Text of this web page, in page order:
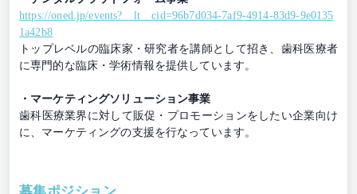
https://oned.jp/events?__lt__cid=96b7d034-7af9-4914-83d9-9e0135
1a42b8
トップレベルの臨床家・研究者を講師として招き、歯科医療者
に専門的な臨床・学術情報を提供しています。
・マーケティングソリューション事業
歯科医療業界に対して販促・プロモーションをしたい企業向け
に、マーケティングの支援を行なっています。